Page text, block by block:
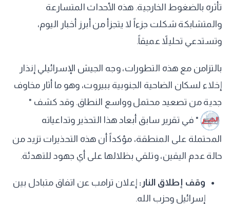
تأثره بالضغوط الخارجية. هذه الأحداث المتسارعة
والمتشابكة شكلت جزءاً لا يتجزأ من أبرز أخبار اليوم،
وتستدعي تحليلاً عميقاً.
بالتزامن مع هذه التطورات، وجه الجيش الإسرائيلي إنذار
إخلاء لسكان الضاحية الجنوبية ببيروت، وهو ما أثار مخاوف
جدية من تصعيد محتمل وواسع النطاق. وقد كشف "
" في تقرير سابق أبعاد هذا التحذير وتداعياته
المحتملة على المنطقة، مؤكداً أن هذه التحذيرات تزيد من
حالة عدم اليقين، وتلقي بظلالها على أي جهود للتهدئة.
وقف إطلاق النار: إعلان ترامب عن اتفاق متبادل بين
إسرائيل وحزب الله.